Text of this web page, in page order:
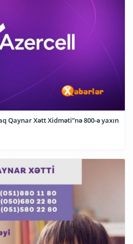
Qaynar Xətt Xidməti”nə 800-ə yaxın